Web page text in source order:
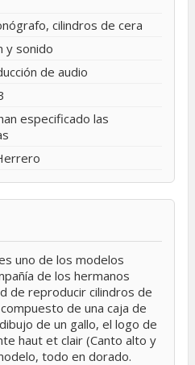
cilindros de cera
y sonido
de audio
especificado las
uno de los modelos
de los hermanos
de reproducir cilindros de
de una caja de
de un gallo, el logo de
haut et clair (Canto alto y
todo en dorado.